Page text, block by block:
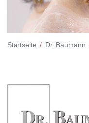
Startseite Dr. Baumann